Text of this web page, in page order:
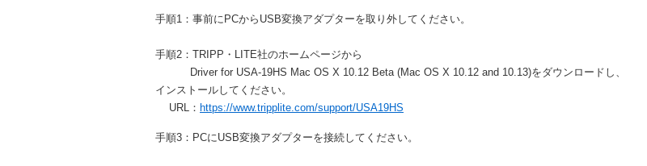
手順1：事前にPCからUSB変換アダプターを取り外してください。
手順2：TRIPP・LITE社のホームページから
Driver for USA-19HS Mac OS X 10.12 Beta (Mac OS X 10.12 and 10.13)をダウンロードし、
インストールしてください。
URL： https://www.tripplite.com/support/USA19HS
手順3：PCにUSB変換アダプターを接続してください。